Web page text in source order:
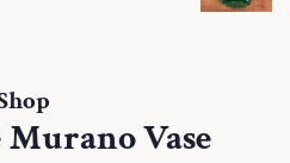
Vase